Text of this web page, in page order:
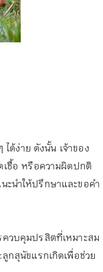
ด้ง่าย ดังนั้น เจ้าของ
ชื้อ หรือความผิดปกติ
ะนำให้ปรึกษาและขอคำ
วบคุมปรสิตที่เหมาะสม
กสุนัขแรกเกิดเพื่อช่วย